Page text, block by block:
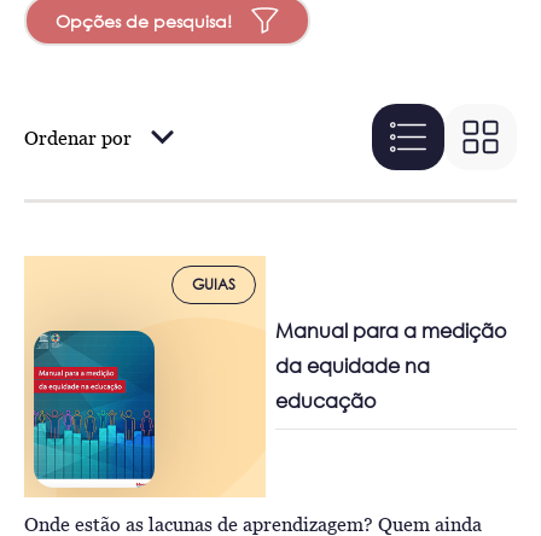
Opções de pesquisa!
Ordenar por
GUIAS
Manual para a medição
da equidade na
educação
Onde estão as lacunas de aprendizagem? Quem ainda